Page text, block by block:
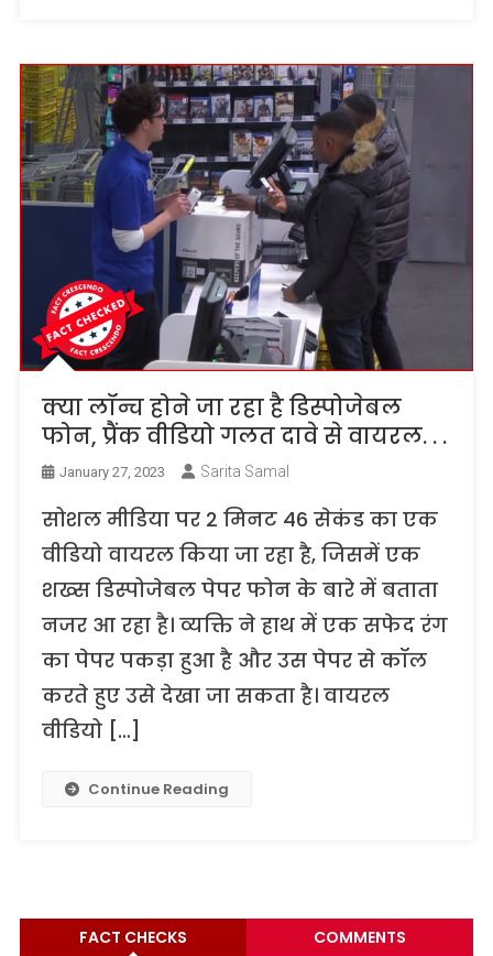
क्या लॉन्च होने जा रहा है डिस्पोजेबल
फोन, प्रैंक वीडियो गलत दावे से वायरल. . .
January 27, 2023 Sarita Samal
सोशल मीडिया पर 2 मिनट 46 सेकंड का एक
वीडियो वायरल किया जा रहा है, जिसमें एक
शख्स डिस्पोजेबल पेपर फोन के बारे में बताता
नजर आ रहा है। व्यक्ति ने हाथ में एक सफेद रंग
का पेपर पकड़ा हुआ है और उस पेपर से कॉल
करते हुए उसे देखा जा सकता है। वायरल
वीडियो […]
Continue Reading
FACT CHECKS COMMENTS